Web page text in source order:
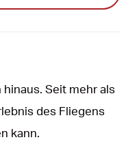
Seit mehr als
des Fliegens
kann.